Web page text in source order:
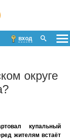
вход
округе
купальный
жителям встаёт